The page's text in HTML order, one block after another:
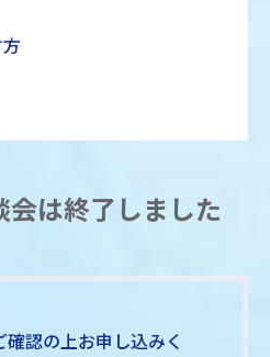
会は終了しました
認の上お申し込みく